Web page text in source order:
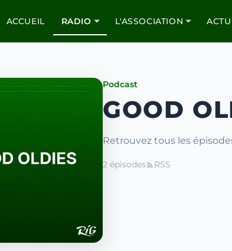
ACCUEIL RADIO L'ASSOCIATION ACTU
Podcast
GOOD
Retrouvez tous les
2 épisodes RSS